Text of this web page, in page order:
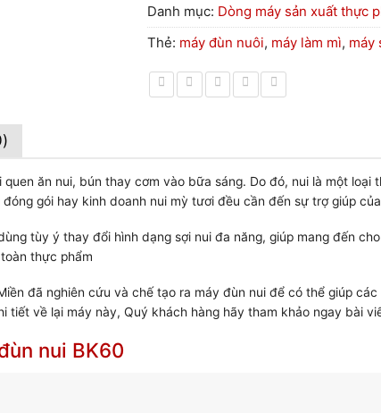
Danh mục: Dòng máy sản xuất thực
Thẻ: máy đùn nuôi, máy làm mì, máy
ăn nui, bún thay cơm vào bữa sáng. Do đó, nui là một loại
gói hay kinh doanh nui mỳ tươi đều cần đến sự trợ giúp của
tùy ý thay đổi hình dạng sợi nui đa năng, giúp mang đến
thực phẩm
đã nghiên cứu và chế tạo ra máy đùn nui để có thể giúp
tiết về lại máy này, Quý khách hàng hãy tham khảo ngay bài
nui BK60